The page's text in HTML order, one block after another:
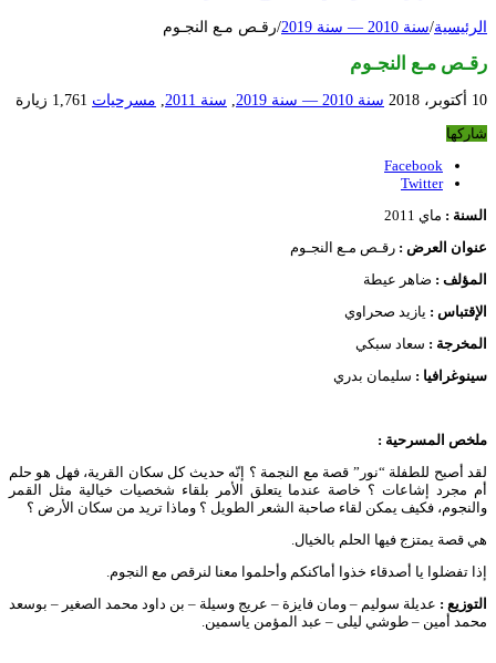
الرئيسية/سنة 2010 — سنة 2019 /رقـص مـع النجـوم
رقـص مـع النجـوم
10 أكتوبر، 2018 سنة 2010 — سنة 2019 , سنة 2011 , مسرحيات 1,761 زيارة
شاركها
Facebook
Twitter
السنة : ماي 2011
عنوان العرض : رقـص مـع النجـوم
المؤلف : ضاهر عيطة
الإقتباس : يازيد صحراوي
المخرجة : سعاد سبكي
سينوغرافيا : سليمان بدري
ملخص المسرحية :
لقد أصبح للطفلة “نور” قصة مع النجمة ؟ إنّه حديث كل سكان القرية، فهل هو حلم
أم مجرد إشاعات ؟ خاصة عندما يتعلق الأمر بلقاء شخصيات خيالية مثل القمر
والنجوم، فكيف يمكن لقاء صاحبة الشعر الطويل ؟ وماذا تريد من سكان الأرض ؟
هي قصة يمتزج فيها الحلم بالخيال.
إذا تفضلوا يا أصدقاء خذوا أماكنكم وأحلموا معنا لنرقص مع النجوم.
التوزيع : عديلة سوليم – ومان فايزة – عريج وسيلة – بن داود محمد الصغير – بوسعد
محمد أمين – طوشي ليلى – عبد المؤمن ياسمين.